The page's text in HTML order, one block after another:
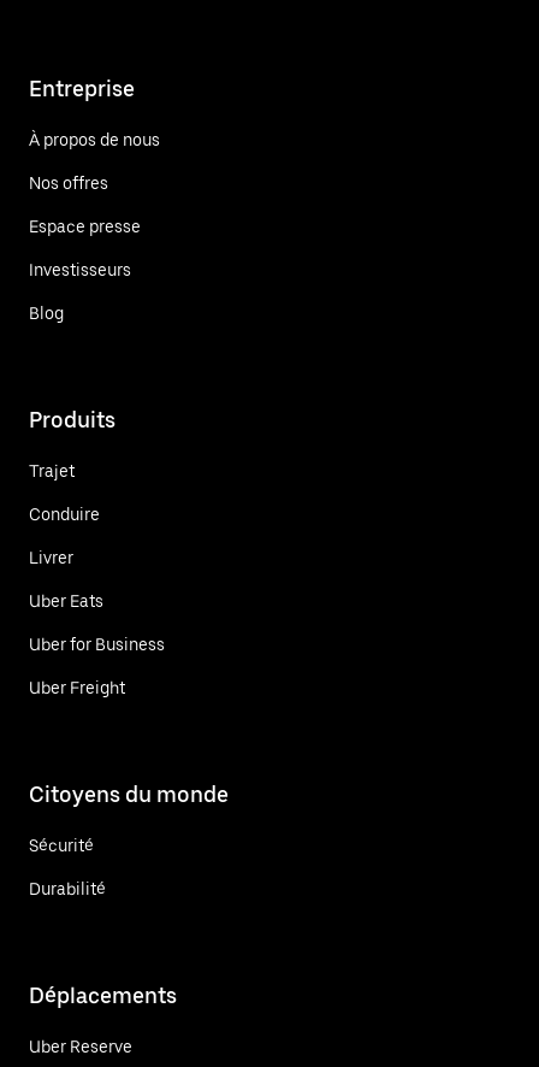
Entreprise
À propos de nous
Nos offres
Espace presse
Investisseurs
Blog
Produits
Trajet
Conduire
Livrer
Uber Eats
Uber for Business
Uber Freight
Citoyens du monde
Sécurité
Durabilité
Déplacements
Uber Reserve